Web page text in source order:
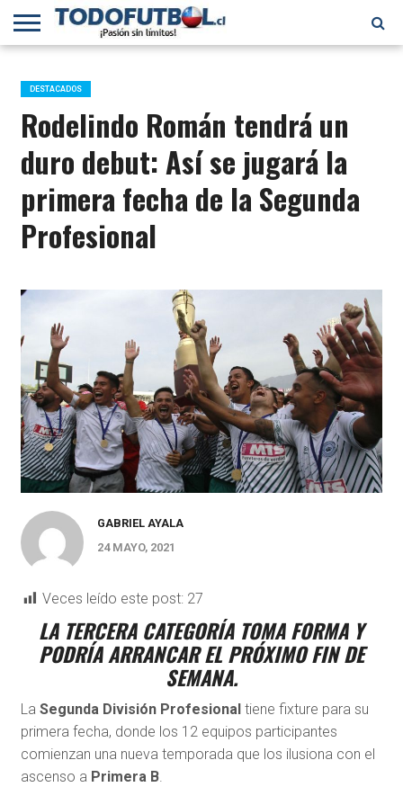
PRIMERA
B
SELECCIÓN
CHILENA
CHILENOS
EN EL
MUNDO
FÚTBOL
INTERNACIONAL
DESTACADOS
Rodelindo Román tendrá un
duro debut: Así se jugará la
primera fecha de la Segunda
Profesional
GABRIEL AYALA
24 MAYO, 2021
Veces leído este post: 27
LA TERCERA CATEGORÍA TOMA FORMA Y
PODRÍA ARRANCAR EL PRÓXIMO FIN DE
SEMANA.
La Segunda División Profesional tiene fixture para su
primera fecha, donde los 12 equipos participantes
comienzan una nueva temporada que los ilusiona con el
ascenso a Primera B.